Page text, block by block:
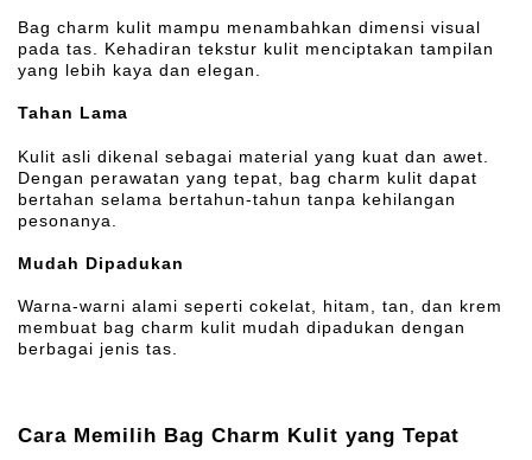
Bag charm kulit mampu menambahkan dimensi visual
pada tas. Kehadiran tekstur kulit menciptakan tampilan
yang lebih kaya dan elegan.
Tahan Lama
Kulit asli dikenal sebagai material yang kuat dan awet.
Dengan perawatan yang tepat, bag charm kulit dapat
bertahan selama bertahun-tahun tanpa kehilangan
pesonanya.
Mudah Dipadukan
Warna-warni alami seperti cokelat, hitam, tan, dan krem
membuat bag charm kulit mudah dipadukan dengan
berbagai jenis tas.
Cara Memilih Bag Charm Kulit yang Tepat